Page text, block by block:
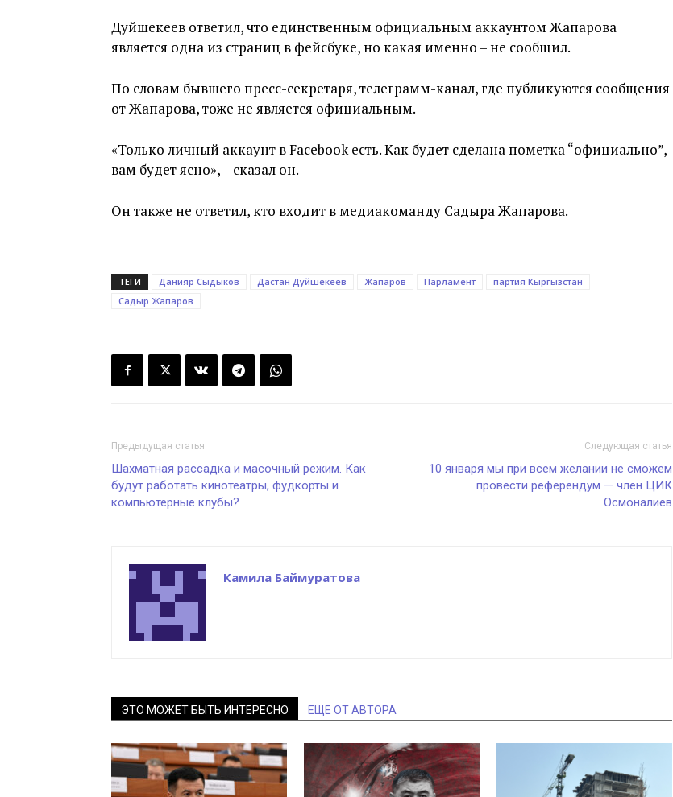
Дуйшекеев ответил, что единственным официальным аккаунтом Жапарова
является одна из страниц в фейсбуке, но какая именно – не сообщил.
По словам бывшего пресс-секретаря, телеграмм-канал, где публикуются сообщения
от Жапарова, тоже не является официальным.
«Только личный аккаунт в Facebook есть. Как будет сделана пометка “официально”,
вам будет ясно», – сказал он.
Он также не ответил, кто входит в медиакоманду Садыра Жапарова.
ТЕГИ Данияр Сыдыков Дастан Дуйшекеев Жапаров Парламент
партия Кыргызстан
Садыр Жапаров
Предыдущая статья
Шахматная рассадка и масочный режим. Как
будут работать кинотеатры, фудкорты и
компьютерные клубы?
Следующая статья
10 января мы при всем желании не сможем
провести референдум — член ЦИК
Осмоналиев
Камила Баймуратова
ЭТО МОЖЕТ БЫТЬ ИНТЕРЕСНО ЕЩЕ ОТ АВТОРА